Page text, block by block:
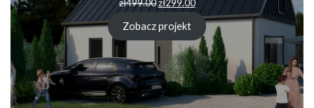
zł499.00 zł299.00
Zobacz projekt